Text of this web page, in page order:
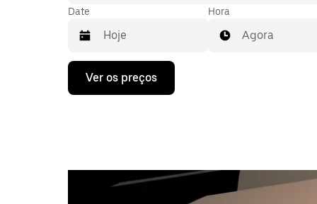
Date
Prima
tecla
o
calendário
Hora
Agora
Ver os preços